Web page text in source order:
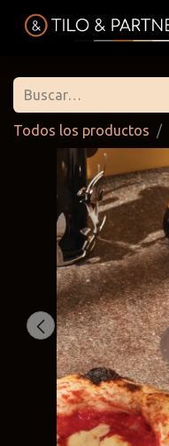
Todos los productos
Tilo & Partners
@tiloandpartners
Franke
@franke.uy
Fima Carlo